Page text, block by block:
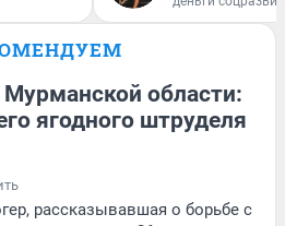
области:
ягодного штруделя
рассказывавшая о борьбе с